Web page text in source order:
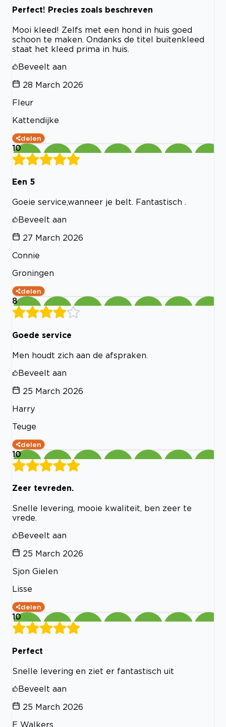
Perfect! Precies zoals beschreven
Mooi kleed! Zelfs met een hond in huis goed
schoon te maken. Ondanks de titel buitenkleed
staat het kleed prima in huis.
Beveelt aan
28 March 2026
Fleur
Kattendijke
delen
10
Een 5
Goeie service,wanneer je belt. Fantastisch .
Beveelt aan
27 March 2026
Connie
Groningen
delen
8
Goede service
Men houdt zich aan de afspraken.
Beveelt aan
25 March 2026
Harry
Teuge
delen
10
Zeer tevreden.
Snelle levering, mooie kwaliteit, ben zeer te
vrede.
Beveelt aan
25 March 2026
Sjon Gielen
Lisse
delen
10
Perfect
Snelle levering en ziet er fantastisch uit
Beveelt aan
25 March 2026
E Walkers